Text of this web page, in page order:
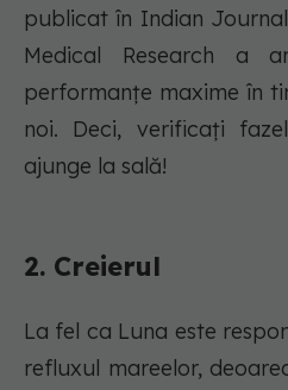
publicat în Indian
Medical Research a
performanțe maxime în
noi. Deci, verificați
ajunge la sală!
2. Creierul
La fel ca Luna este
refluxul mareelor,